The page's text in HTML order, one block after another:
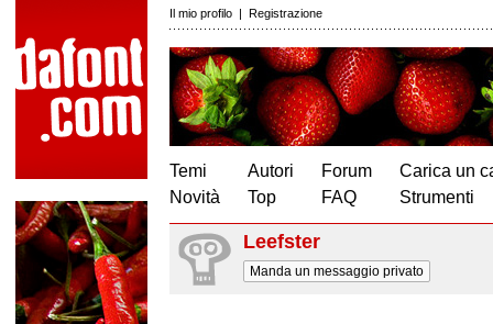
Il mio profilo | Registrazione
Temi
Novità
Autori
Top
Forum
FAQ
Carica un
Strumenti
Leefster
Manda un messaggio privato